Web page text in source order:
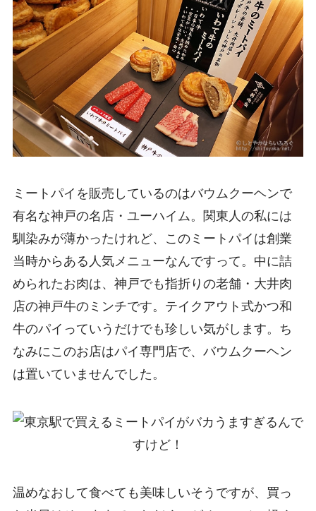
ミートパイを販売しているのはバウムクーヘンで
有名な神戸の名店・ユーハイム。関東人の私には
馴染みが薄かったけれど、このミートパイは創業
当時からある人気メニューなんですって。中に詰
められたお肉は、神戸でも指折りの老舗・大井肉
店の神戸牛のミンチです。テイクアウト式かつ和
牛のパイっていうだけでも珍しい気がします。ち
なみにこのお店はパイ専門店で、バウムクーヘン
は置いていませんでした。
温めなおして食べても美味しいそうですが、買っ